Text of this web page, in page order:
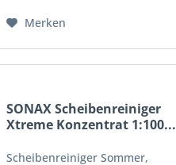
Merken
SONAX Scheibenreiniger
Xtreme Konzentrat 1:100...
Scheibenreiniger Sommer,